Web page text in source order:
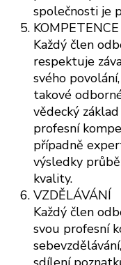
společnosti je
KOMPETENCE
Každý člen
respektuje
svého
takové
vědecký
profesní
případně
výsledky
kvality.
VZDĚLÁVÁNÍ
Každý člen
svou profesní